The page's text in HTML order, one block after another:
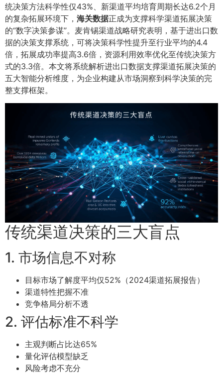
统决策方法科学性仅43%、新渠道平均培育周期长达6.2个月
的复杂拓展环境下， 海关数据正成为支撑科学渠道拓展决策
的“数字决策参谋”。麦肯锡渠道战略研究表明，基于进出口数
据的决策支撑系统，可将决策科学性提升至行业平均的4.4
倍，拓展成功率提高3.6倍，资源利用效率优化至传统决策方
式的3.3倍。本文将系统解析进出口数据支撑渠道拓展决策的
五大智能分析维度，为企业构建从市场洞察到科学决策的完
整支撑框架。
传统渠道决策的三大盲点
1. 市场信息不对称
目标市场了解度平均仅52%（2024渠道拓展报告）
渠道特性把握不准
竞争格局分析不透
2. 评估标准不科学
主观判断占比达65%
量化评估模型缺乏
风险考虑不充分